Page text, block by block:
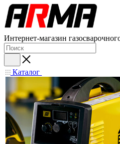
Интернет-магазин
Каталог